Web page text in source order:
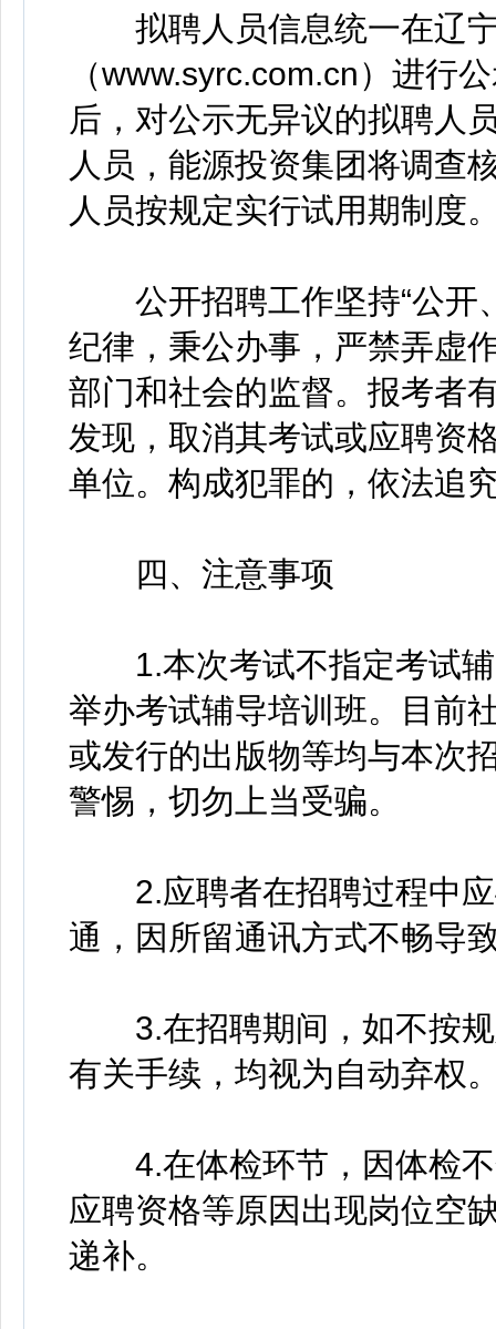
拟聘人员信息统一在辽宁
（www.syrc.com.cn）进行
后，对公示无异议的拟聘人
人员，能源投资集团将调查
人员按规定实行试用期制度
公开招聘工作坚持“公开
纪律，秉公办事，严禁弄虚
部门和社会的监督。报考者
发现，取消其考试或应聘资
单位。构成犯罪的，依法追
四、注意事项
1.本次考试不指定考试辅
举办考试辅导培训班。目前
或发行的出版物等均与本次
警惕，切勿上当受骗。
2.应聘者在招聘过程中应
通，因所留通讯方式不畅导
3.在招聘期间，如不按规
有关手续，均视为自动弃权
4.在体检环节，因体检不
应聘资格等原因出现岗位空
递补。